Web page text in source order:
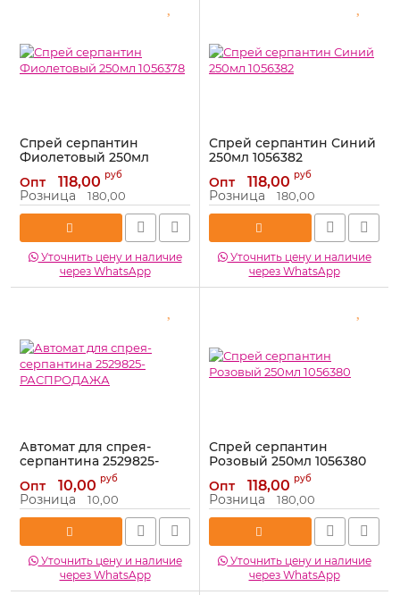
Спрей серпантин
Фиолетовый 250мл
Артикул: 1056378
Опт 118,00 руб
Розница 180,00
Уточнить цену и наличие
через WhatsApp
Спрей серпантин Синий
250мл 1056382
Артикул: 1056382
Опт 118,00 руб
Розница 180,00
Уточнить цену и наличие
через WhatsApp
Автомат для спрея-
серпантина 2529825-
РАСПРОДАЖА
Артикул: 2529825-
РАСПРОДАЖА
Опт 10,00 руб
Розница 10,00
Уточнить цену и наличие
через WhatsApp
Спрей серпантин
Розовый 250мл 1056380
Артикул: 1056380
Опт 118,00 руб
Розница 180,00
Уточнить цену и наличие
через WhatsApp